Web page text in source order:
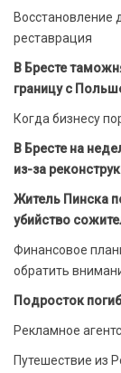
Восстановление
реставрация
В Бресте
границу с
Когда бизнесу
В Бресте на
из-за
Житель Пинска
убийство
Финансовое
обратить
Подросток
Рекламное
Путешествие из